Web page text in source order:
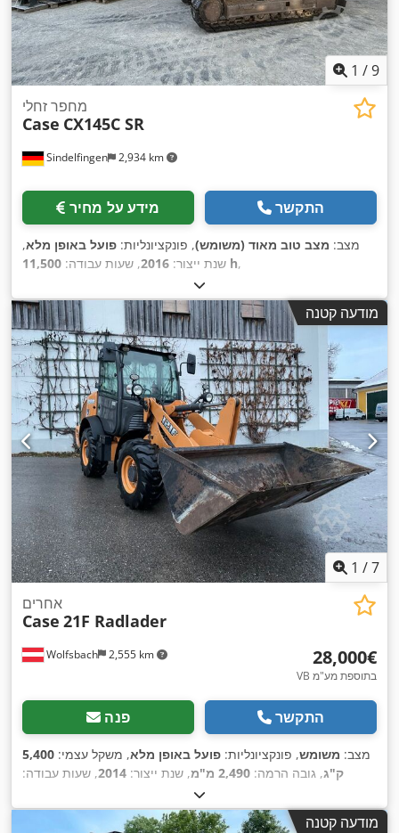
1 /9
Sindelfingen 2,934 km
מחפר זחלי
Case CX145C SR
מידע על מחיר התקשר
מצב: מצב טוב מאוד (משומש), פונקציונליות: פועל באופן מלא,
שנת ייצור: 2016, שעות עבודה: 11,500 h,
מודעה קטנה
1 /7
Wolfsbach 2,555 km
אחרים
Case 21F Radlader
‏28,000 ‏€
VB בתוספת מע"מ
פנה התקשר
מצב: משומש, פונקציונליות: פועל באופן מלא, משקל עצמי: 5,400
ק"ג, גובה הרמה: 2,490 מ"מ , שנת ייצור: 2014, שעות עבודה:
, גובה בנייה:
Diesel Motor
, רוחב בנייה:1,950 מ"מ ,
מודעה קטנה